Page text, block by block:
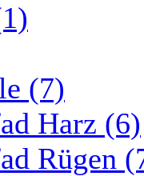
(7)
Harz (6)
Rügen